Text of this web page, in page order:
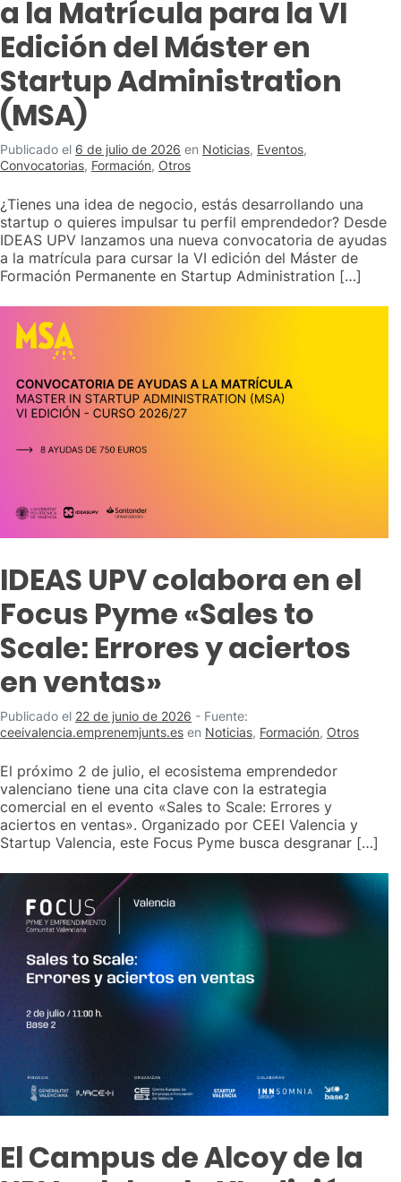
a la Matrícula para la VI
Edición del Máster en
Startup Administration
(MSA)
Publicado el 6 de julio de 2026 en Noticias, Eventos,
Convocatorias, Formación, Otros
¿Tienes una idea de negocio, estás desarrollando una
startup o quieres impulsar tu perfil emprendedor? Desde
IDEAS UPV lanzamos una nueva convocatoria de ayudas
a la matrícula para cursar la VI edición del Máster de
Formación Permanente en Startup Administration […]
IDEAS UPV colabora en el
Focus Pyme «Sales to
Scale: Errores y aciertos
en ventas»
Publicado el 22 de junio de 2026 - Fuente:
ceeivalencia.emprenemjunts.es en Noticias, Formación, Otros
El próximo 2 de julio, el ecosistema emprendedor
valenciano tiene una cita clave con la estrategia
comercial en el evento «Sales to Scale: Errores y
aciertos en ventas». Organizado por CEEI Valencia y
Startup Valencia, este Focus Pyme busca desgranar […]
El Campus de Alcoy de la